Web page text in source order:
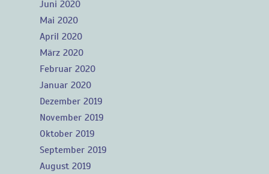
Juni 2020
Mai 2020
April 2020
März 2020
Februar 2020
Januar 2020
Dezember 2019
November 2019
Oktober 2019
September 2019
August 2019